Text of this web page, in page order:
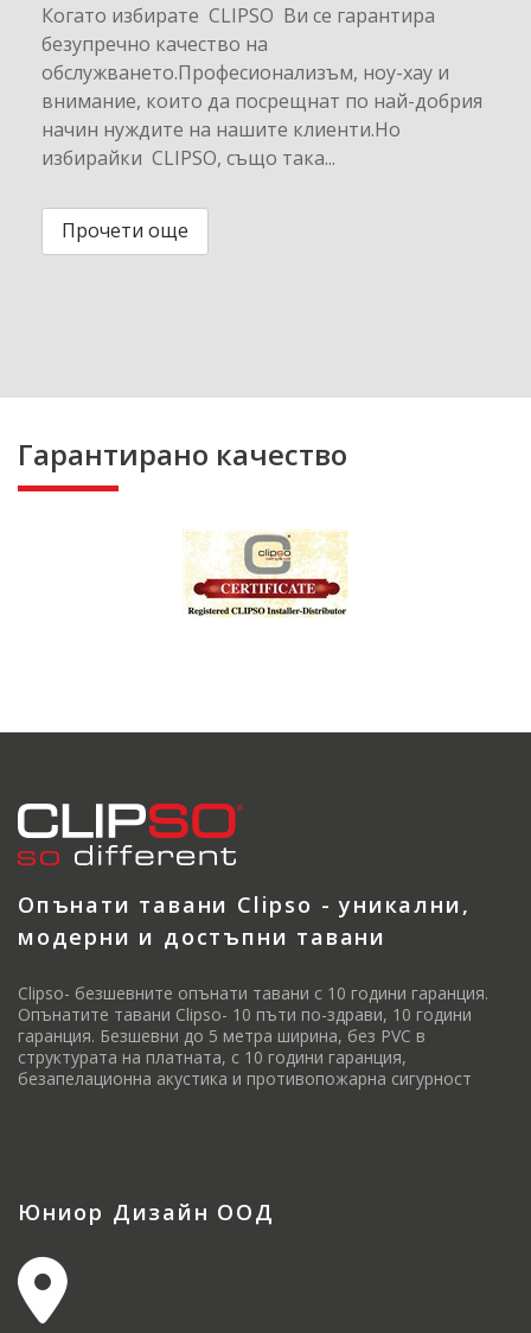
Когато избирате CLIPSO Ви се гарантира
безупречно качество на
обслужването.Професионализъм, ноу-хау и
внимание, които да посрещнат по най-добрия
начин нуждите на нашите клиенти.Но
избирайки CLIPSO, също така...
Прочети още
Гарантирано качество
Опънати тавани Clipso - уникални,
модерни и достъпни тавани
Clipso- безшевните опънати тавани с 10 години гаранция.
Опънатите тавани Clipso- 10 пъти по-здрави, 10 години
гаранция. Безшевни до 5 метра ширина, без PVC в
структурата на платната, с 10 години гаранция,
безапелационна акустика и противопожарна сигурност
Юниор Дизайн ООД